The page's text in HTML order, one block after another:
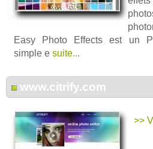
Easy Photo Effects est un
simple e suite...
www.citrify.com
>>